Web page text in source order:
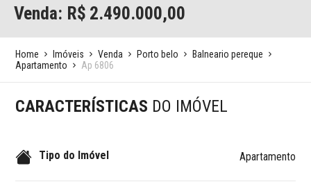
Venda: R$ 2.490.000,00
Home Imóveis Venda Porto belo
Balneario pereque
Apartamento
Ap 6806
CARACTERÍSTICAS DO IMÓVEL
Tipo do Imóvel Apartamento